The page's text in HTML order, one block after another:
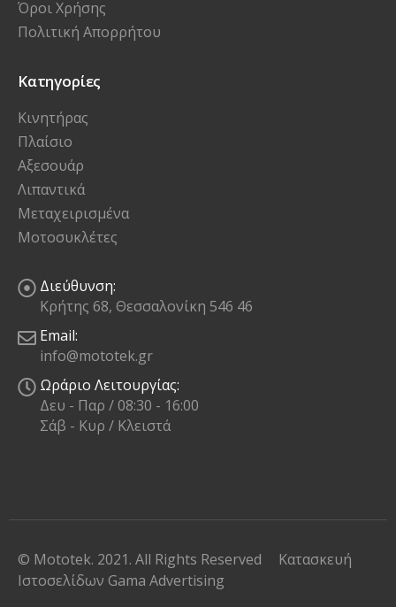
Όροι Χρήσης
Πολιτική Απορρήτου
Κατηγορίες
Κινητήρας
Πλαίσιο
Αξεσουάρ
Λιπαντικά
Μεταχειρισμένα
Μοτοσυκλέτες
Διεύθυνση:
Κρήτης 68, Θεσσαλονίκη 546 46
Email:
info@mototek.gr
Ωράριο Λειτουργίας:
Δευ - Παρ / 08:30 - 16:00
Σάβ - Κυρ / Κλειστά
© Mototek. 2021. All Rights Reserved
Κατασκευή
Ιστοσελίδων Gama Advertising